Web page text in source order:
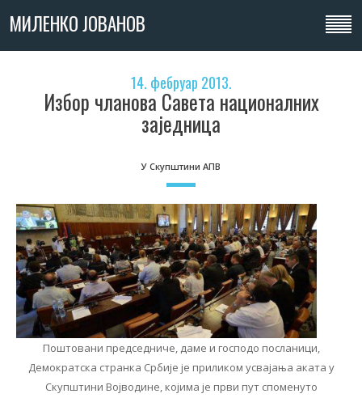
МИЛЕНКО ЈОВАНОВ
14. фебруар 2013.
Избор чланова Савета националних
заједница
У Скупштини АПВ
Поштовани председниче, даме и господо посланици,
Демократска странка Србије је приликом усвајања аката у
Скупштини Војводине, којима је први пут споменуто